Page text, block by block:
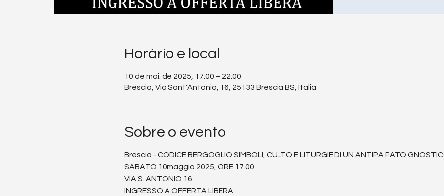
Horário e local
10 de mai. de 2025, 17:00 – 22:00
Brescia, Via Sant'Antonio, 16, 25133 Brescia BS, Italia
Sobre o evento
Brescia - CODICE BERGOGLIO SIMBOLI, CULTO E LITURGIE DI UN ANTIPA PATO
SABATO 10maggio 2025, ORE 17.00
VIA S. ANTONIO 16
INGRESSO A OFFERTA LIBERA